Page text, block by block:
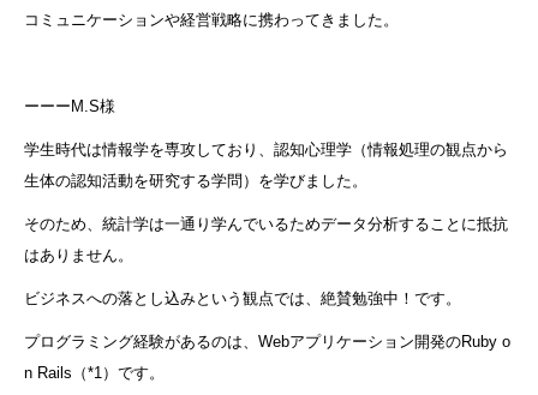
コミュニケーションや経営戦略に携わってきました。
ーーーM.S様
学生時代は情報学を専攻しており、認知心理学（情報処理の観点から
生体の認知活動を研究する学問）を学びました。
そのため、統計学は一通り学んでいるためデータ分析することに抵抗
はありません。
ビジネスへの落とし込みという観点では、絶賛勉強中！です。
プログラミング経験があるのは、Webアプリケーション開発のRuby o
n Rails（*1）です。